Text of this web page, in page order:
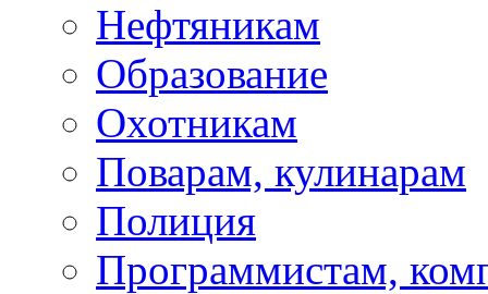
Нефтяникам
Образование
Охотникам
Поварам, кулинарам
Полиция
Программистам,